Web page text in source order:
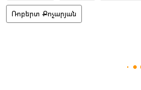
Ռոբերտ Քոչարյան